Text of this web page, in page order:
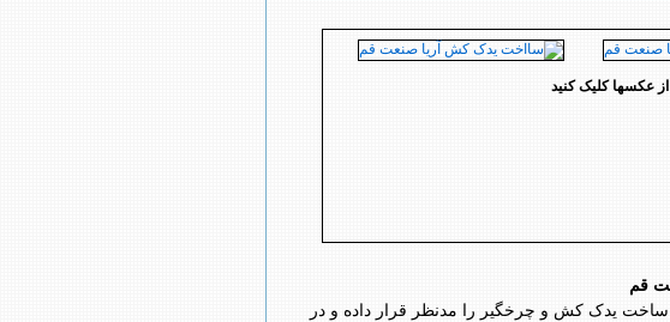
عکسها کلیک کنید
قم
یدک کش و چرخگیر را مدنظر قرار داده و در